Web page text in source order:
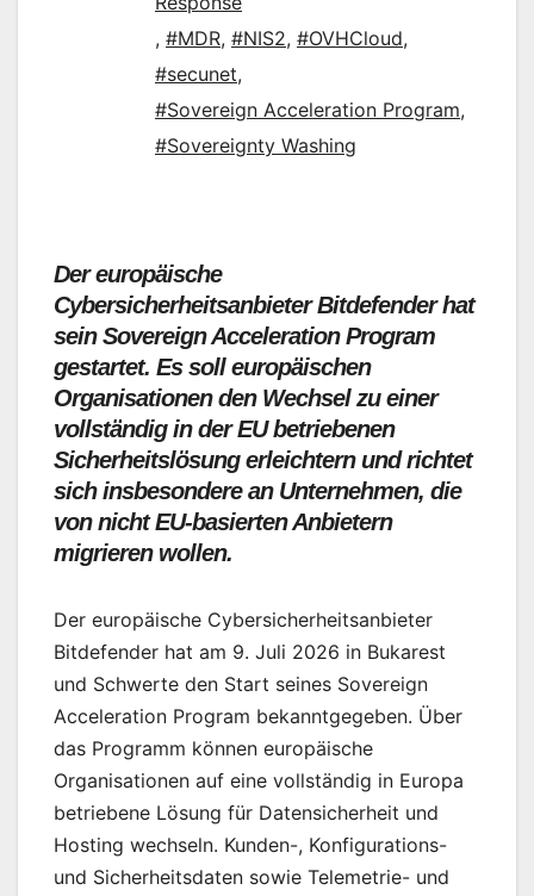
, #MDR, #NIS2, #OVHCloud,
#secunet,
#Sovereign Acceleration Program,
#Sovereignty Washing
Der europäische
Cybersicherheitsanbieter Bitdefender hat
sein Sovereign Acceleration Program
gestartet. Es soll europäischen
Organisationen den Wechsel zu einer
vollständig in der EU betriebenen
Sicherheitslösung erleichtern und richtet
sich insbesondere an Unternehmen, die
von nicht EU-basierten Anbietern
migrieren wollen.
Der europäische Cybersicherheitsanbieter
Bitdefender hat am 9. Juli 2026 in Bukarest
und Schwerte den Start seines Sovereign
Acceleration Program bekanntgegeben. Über
das Programm können europäische
Organisationen auf eine vollständig in Europa
betriebene Lösung für Datensicherheit und
Hosting wechseln. Kunden-, Konfigurations-
und Sicherheitsdaten sowie Telemetrie- und